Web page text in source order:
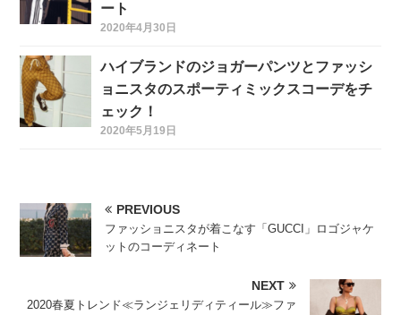
ート
2020年4月30日
ハイブランドのジョガーパンツとファッシ
ョニスタのスポーティミックスコーデをチ
ェック！
2020年5月19日
PREVIOUS
ファッショニスタが着こなす「GUCCI」ロゴジャケ
ットのコーディネート
NEXT
2020春夏トレンド≪ランジェリディティール≫ファ